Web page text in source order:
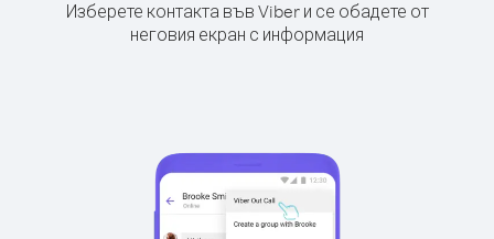
Изберете контакта във Viber и се обадете от
неговия екран с информация